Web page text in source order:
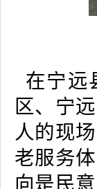
在宁远
区、宁
人的现
老服务
向是民